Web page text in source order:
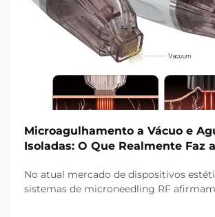
Microagulhamento a Vácuo e
Isoladas: O Que Realmente Faz
No atual mercado de dispositivos
sistemas de microneedling RF